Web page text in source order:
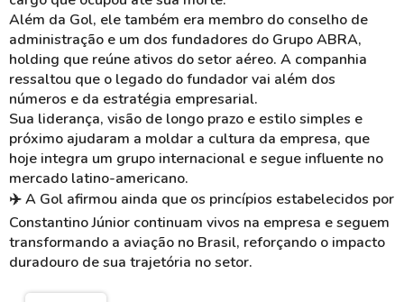
Além da Gol, ele também era membro do conselho de
administração e um dos fundadores do Grupo ABRA,
holding que reúne ativos do setor aéreo. A companhia
ressaltou que o legado do fundador vai além dos
números e da estratégia empresarial.
Sua liderança, visão de longo prazo e estilo simples e
próximo ajudaram a moldar a cultura da empresa, que
hoje integra um grupo internacional e segue influente no
mercado latino-americano.
✈️A Gol afirmou ainda que os princípios estabelecidos por
Constantino Júnior continuam vivos na empresa e seguem
transformando a aviação no Brasil, reforçando o impacto
duradouro de sua trajetória no setor.